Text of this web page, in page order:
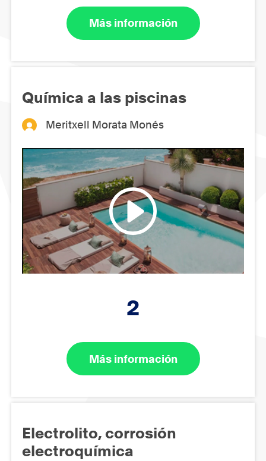
Más información
Química a las piscinas
Meritxell Morata Monés
2
Más información
Electrolito, corrosión
electroquímica